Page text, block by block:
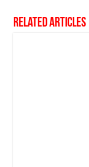
Related Articles